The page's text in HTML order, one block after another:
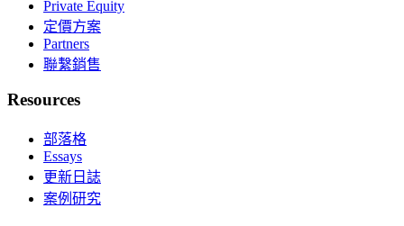
Private Equity
定價方案
Partners
聯繫銷售
Resources
部落格
Essays
更新日誌
案例研究